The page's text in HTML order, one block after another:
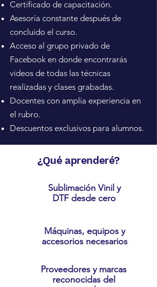
Certificado de capacitación.
Asesoría constante después de
concluido el curso.
Acceso al grupo privado de
Facebook en donde encontrarás
videos de todas las técnicas
realizadas y clases grabadas.
Docentes con amplia experiencia en
el rubro.
Descuentos exclusivos para alumnos.
¿Qué aprenderé?
Sublimación Vinil y
DTF desde cero
Máquinas, equipos y
accesorios necesarios
Proveedores y marcas
reconocidas del